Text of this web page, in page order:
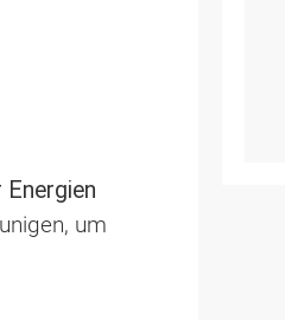
Energien
um